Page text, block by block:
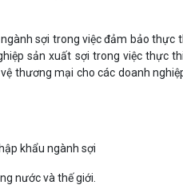
sợi trong việc đảm bảo thực
sản xuất sợi trong việc thực
thương mại cho các doanh
khẩu ngành sợi
nước và thế giới.